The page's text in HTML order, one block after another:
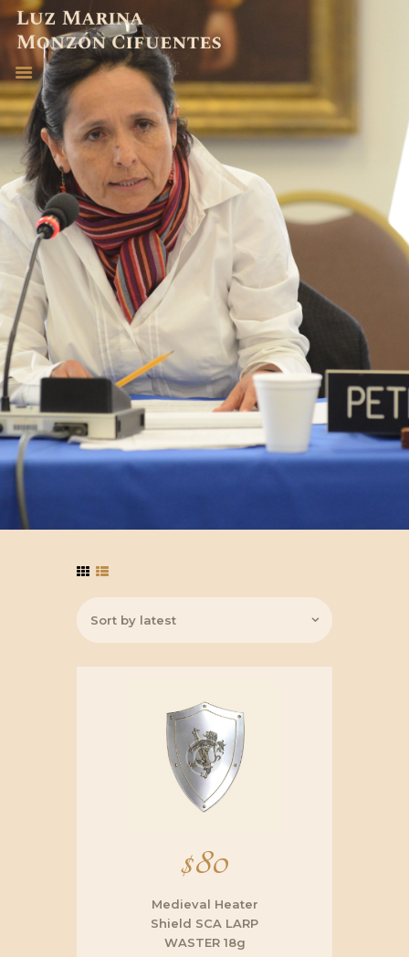
ABOGADA
EXPERIENCIA
PUBLICACIONES
CONTACTO
$80
Medieval Heater
Shield SCA LARP
WASTER 18g